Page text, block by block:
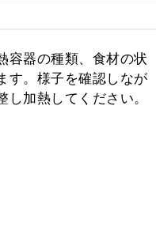
容器の種類、食材の状
す。様子を確認しなが
加熱してください。